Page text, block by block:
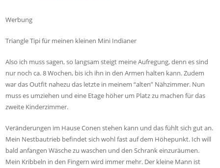
Werbung
Triangle Tipi für meinen kleinen Mini Indianer
Also ich muss sagen, so langsam steigt meine Aufregung, denn es sind
nur noch ca. 8 Wochen, bis ich ihn in den Armen halten kann. Zudem
war das Outfit nahezu das letzte in meinem “alten” Nähzimmer. Nun
muss es umziehen und eine Etage höher um Platz zu machen für das
zweite Kinderzimmer.
Veränderungen im Hause Conen stehen kann und das fühlt sich gut an.
Mein Nestbautrieb befindet sich wohl fast auf dem Höhepunkt. Ich will
bald anfangen Wäsche zu waschen und den Schrank einzuräumen.
Mein Kribbeln in den Fingern wird immer mehr. Der kleine Mann ist